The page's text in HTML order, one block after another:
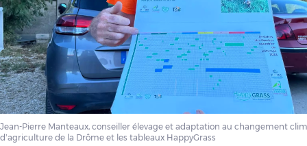
Jean-Pierre Manteaux, conseiller élevage et adaptation au changement
d’agriculture de la Drôme et les tableaux HappyGrass